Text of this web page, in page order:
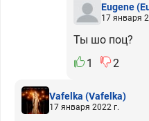
Eugene
17 января
Ты шо поц?
1
2
Vafelka (Vafelka)
17 января 2022 г.